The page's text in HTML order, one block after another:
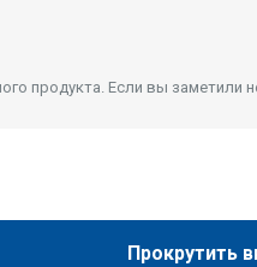
продукта. Если вы заметили
Прокрутить